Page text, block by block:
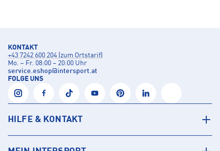
KONTAKT
+43 7242 600 204 (zum Ortstarif)
Mo. – Fr. 08:00 – 20:00 Uhr
service.eshop@intersport.at
FOLGE UNS
HILFE & KONTAKT